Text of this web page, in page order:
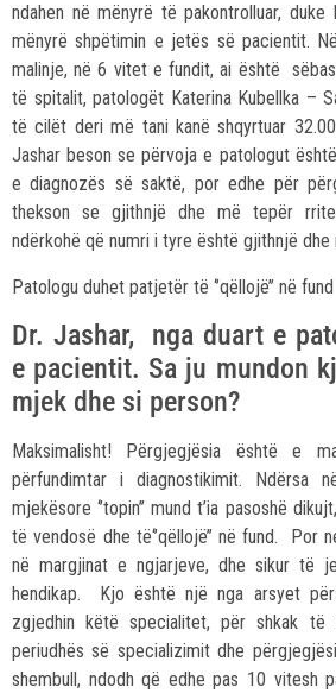
ndahen në mënyrë të pakontrolluar,
mënyrë shpëtimin e jetës së pacientit. Në
malinje, në 6 vitet e fundit, ai është
të spitalit, patologët Katerina Kubellka –
të cilët deri më tani kanë shqyrtuar
Jashar beson se përvoja e patologut
e diagnozës së saktë, por edhe për
thekson se gjithnjë dhe më tepër
ndërkohë që numri i tyre është gjithnjë dhe
Patologu duhet patjetër të ‘’qëllojë’’ në fund
Dr. Jashar, nga duart e
e pacientit. Sa ju mundon
mjek dhe si person?
Maksimalisht! Përgjegjësia është e
përfundimtar i diagnostikimit. Ndërsa
mjekësore ‘’topin’’ mund t’ia pasoshë
të vendosë dhe të‘’qëllojë’’ në fund. Por
në margjinat e ngjarjeve, dhe sikur të
hendikap. Kjo është një nga arsyet
zgjedhin këtë specialitet, për shkak të
periudhës së specializimit dhe
shembull, ndodh që edhe pas 10 vitesh